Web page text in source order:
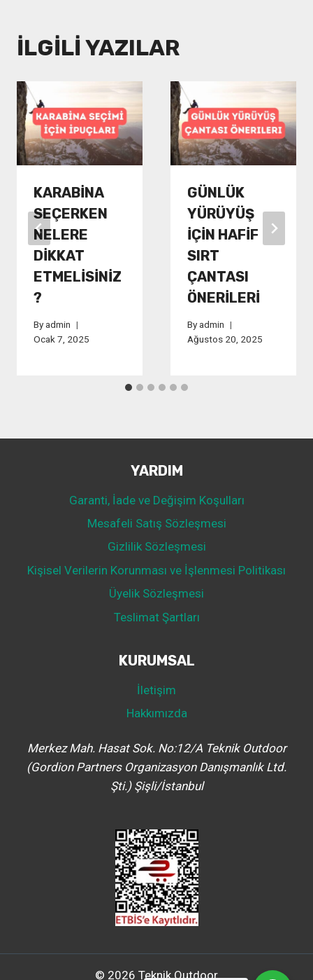
İLGILI YAZILAR
KARABINA
SEÇERKEN
NELERE
DIKKAT
ETMELISINIZ
?
Byadmin
Ocak 7, 2025
GÜNLÜK
YÜRÜYÜŞ
İÇIN HAFIF
SIRT
ÇANTASI
ÖNERILERI
Byadmin
Ağustos 20, 2025
YARDIM
Garanti, İade ve Değişim Koşulları
Mesafeli Satış Sözleşmesi
Gizlilik Sözleşmesi
Kişisel Verilerin Korunması ve İşlenmesi Politikası
Üyelik Sözleşmesi
Teslimat Şartları
KURUMSAL
İletişim
Hakkımızda
Merkez Mah. Hasat Sok. No:12/A Teknik Outdoor
(Gordion Partners Organizasyon Danışmanlık Ltd.
Şti.) Şişli/İstanbul
© 2026 Teknik Outdoor